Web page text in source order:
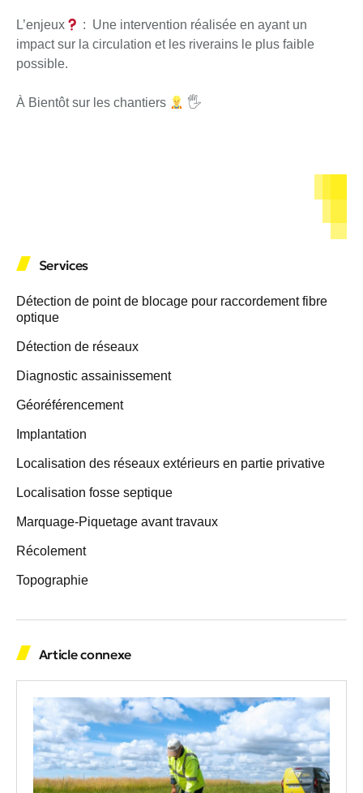
L’enjeux
: Une intervention réalisée en ayant un
impact sur la circulation et les riverains le plus faible
possible.
À Bientôt sur les chantiers 🖐
Services
Détection de point de blocage pour raccordement fibre
optique
Détection de réseaux
Diagnostic assainissement
Géoréférencement
Implantation
Localisation des réseaux extérieurs en partie privative
Localisation fosse septique
Marquage-Piquetage avant travaux
Récolement
Topographie
Article connexe